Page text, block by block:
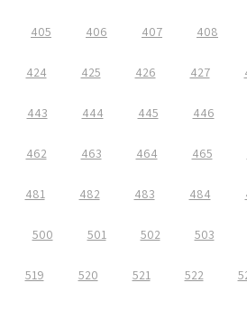
405 406 407 408
424 425 426 427
443 444 445 446
462 463 464 465
481 482 483 484
500 501 502 503
519 520 521 522